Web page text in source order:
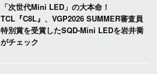
「次世代Mini LED」の大本命！
TCL『C8L』、VGP2026 SUMMER審査員
特別賞を受賞したSQD-Mini LEDを岩井喬
がチェック